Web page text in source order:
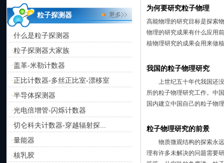
粒子探测器
·什么是粒子探测器
·粒子探测器大家族
·盖革-米勒计数器
·正比计数器-多丝正比室-漂移室
·半导体探测器
·光电倍增管-闪烁计数器
·切仑科夫计数器-穿越辐射探...
·量能器
·核乳胶
为何要研究粒子物理
高能物理的研究目标是探索
物理的研究成果有什么应用
核物理研究的成果会用来做
我国的粒子物理研究
上世纪五十年代我国还没
所的粒子物理研究工作。中
国内建立中国自己的粒子
粒子物理研究的前景
物质微观结构的探索永远
理有许多未解决的问题需要